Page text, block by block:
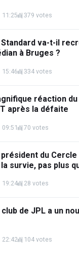
11:25 379 votes
Standard va-t-il
à Bruges ?
15:46 334 votes
réaction
après la défaite
09:51 70 votes
président du
survie, pas plus
19:24 28 votes
club de JPL a un
22:42 104 votes